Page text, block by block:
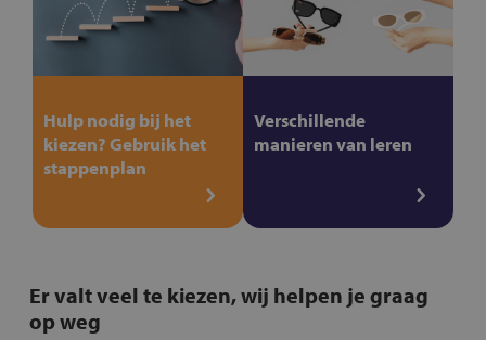
Hulp nodig bij het
kiezen? Gebruik het
stappenplan
Verschillende
manieren van leren
Er valt veel te kiezen, wij helpen je graag
op weg